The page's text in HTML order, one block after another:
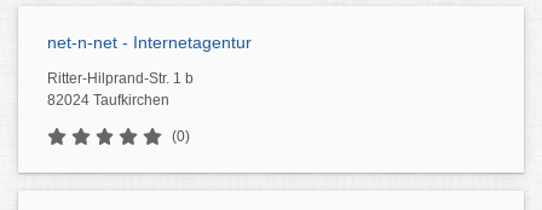
net-n-net - Internetagentur
Ritter-Hilprand-Str. 1 b
82024 Taufkirchen
(0)